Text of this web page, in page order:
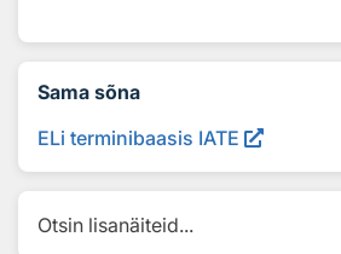
Sama sõna
ELi terminibaasis IATE
Otsin lisanäiteid...